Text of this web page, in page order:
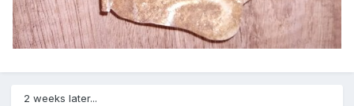
2 weeks later...